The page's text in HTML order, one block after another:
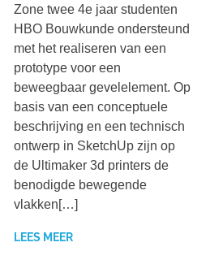
Zone twee 4e jaar studenten
HBO Bouwkunde ondersteund
met het realiseren van een
prototype voor een
beweegbaar gevelelement. Op
basis van een conceptuele
beschrijving en een technisch
ontwerp in SketchUp zijn op
de Ultimaker 3d printers de
benodigde bewegende
vlakken[…]
LEES MEER